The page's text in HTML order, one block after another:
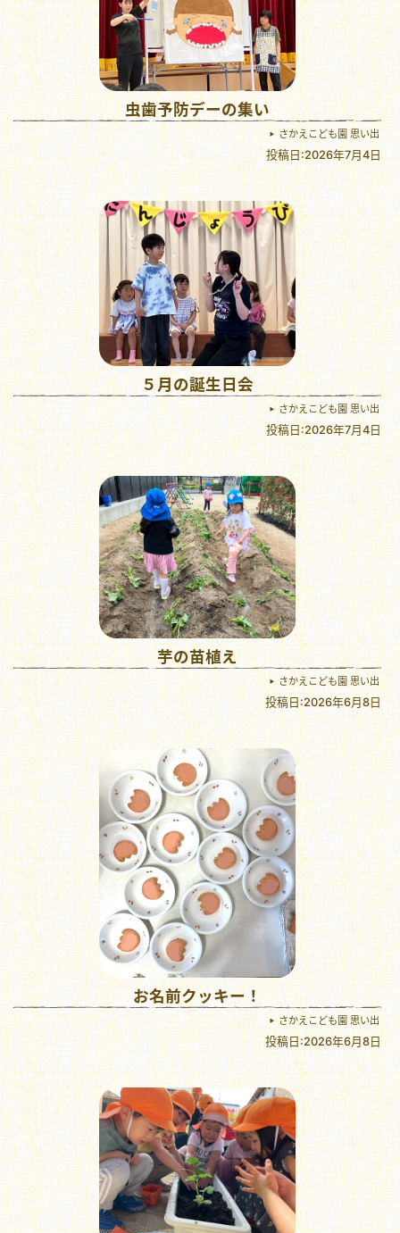
虫歯予防デーの集い
さかえこども園 思い出
投稿日:2026年7月4日
５月の誕生日会
さかえこども園 思い出
投稿日:2026年7月4日
芋の苗植え
さかえこども園 思い出
投稿日:2026年6月8日
お名前クッキー！
さかえこども園 思い出
投稿日:2026年6月8日